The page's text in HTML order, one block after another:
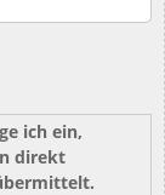
ich ein,
direkt